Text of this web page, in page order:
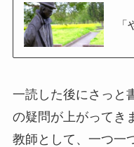
一読した後にさっと
の疑問が上がってき
教師として、一つ一